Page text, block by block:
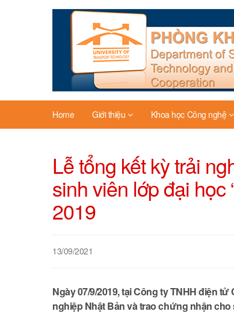
Home Giới thiệu Khoa học Công nghệ
Lễ tổng kết kỳ trải
sinh viên lớp đại học
2019
13/09/2021
Ngày 07/9/2019, tại Công ty TNHH điện
nghiệp Nhật Bản và trao chứng nhận